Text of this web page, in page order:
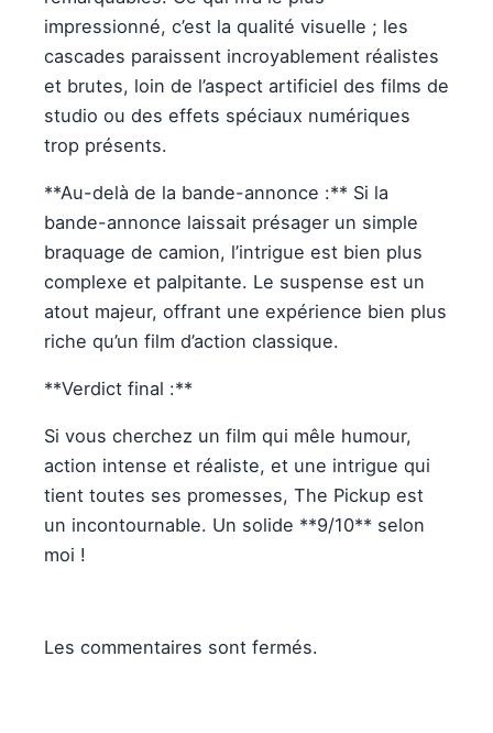
impressionné, c’est la qualité visuelle ; les
cascades paraissent incroyablement réalistes
et brutes, loin de l’aspect artificiel des films de
studio ou des effets spéciaux numériques
trop présents.
**Au-delà de la bande-annonce :** Si la
bande-annonce laissait présager un simple
braquage de camion, l’intrigue est bien plus
complexe et palpitante. Le suspense est un
atout majeur, offrant une expérience bien plus
riche qu’un film d’action classique.
**Verdict final :**
Si vous cherchez un film qui mêle humour,
action intense et réaliste, et une intrigue qui
tient toutes ses promesses, The Pickup est
un incontournable. Un solide **9/10** selon
moi !
Les commentaires sont fermés.